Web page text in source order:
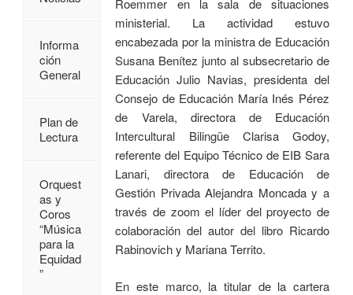
Roemmer en la sala de situaciones
ministerial. La actividad estuvo
encabezada por la ministra de Educación
Susana Benítez junto al subsecretario de
Educación Julio Navias, presidenta del
Consejo de Educación María Inés Pérez
de Varela, directora de Educación
Intercultural Bilingüe Clarisa Godoy,
referente del Equipo Técnico de EIB Sara
Lanari, directora de Educación de
Gestión Privada Alejandra Moncada y a
través de zoom el líder del proyecto de
colaboración del autor del libro Ricardo
Rabinovich y Mariana Territo.
En este marco, la titular de la cartera
Informa
ción
General
Plan de
Lectura
Orquest
as y
Coros
“Música
para la
Equidad
”